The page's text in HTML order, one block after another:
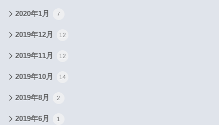
2020年1月 7
2019年12月 12
2019年11月 12
2019年10月 14
2019年8月 2
2019年6月 1